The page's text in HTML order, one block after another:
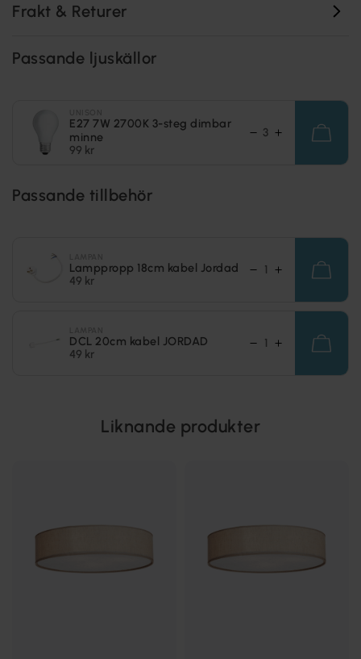
Frakt & Returer
Passande ljuskällor
E27 7W 2700K 3-steg dimbar
minne
99 kr
Passande tillbehör
Lamppropp 18cm kabel Jordad
49 kr
DCL 20cm kabel JORDAD
49 kr
Liknande produkter